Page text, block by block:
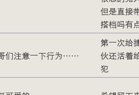
但是直接
搭档吗有
们注意一下行为……
第一次给
伙还活着
犯